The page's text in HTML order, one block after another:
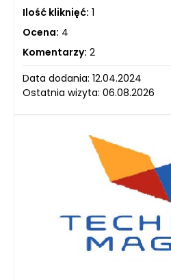
Ilość kliknięć: 1
Ocena: 4
Komentarzy: 2
Data dodania: 12.04.2024
Ostatnia wizyta: 06.08.2026